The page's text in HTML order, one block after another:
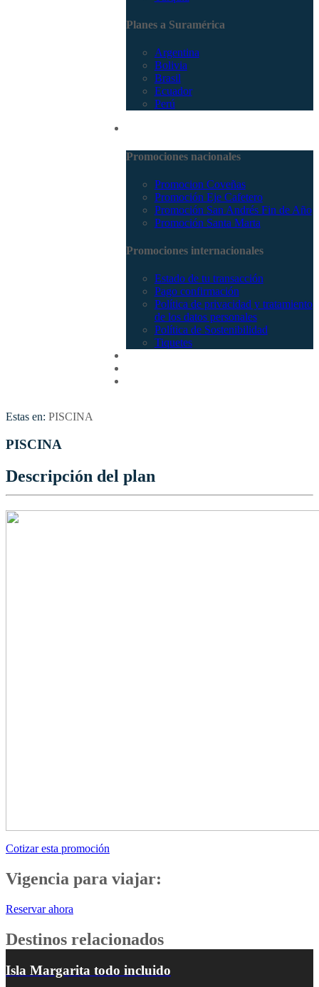
Planes a Suramérica
Argentina
Bolivia
Brasil
Ecuador
Perú
Promociones nacionales
Promocion Coveñas
Promoción Eje Cafetero
Promoción San Andrés Fin de Año
Promoción Santa Marta
Promociones internacionales
Estado de tu transacción
Pago confirmación
Política de privacidad y tratamiento
de los datos personales
Política de Sostenibilidad
Tiquetes
Estas en: PISCINA
PISCINA
Descripción del plan
Cotizar esta promoción
Vigencia para viajar:
Reservar ahora
Destinos relacionados
Isla Margarita todo incluido